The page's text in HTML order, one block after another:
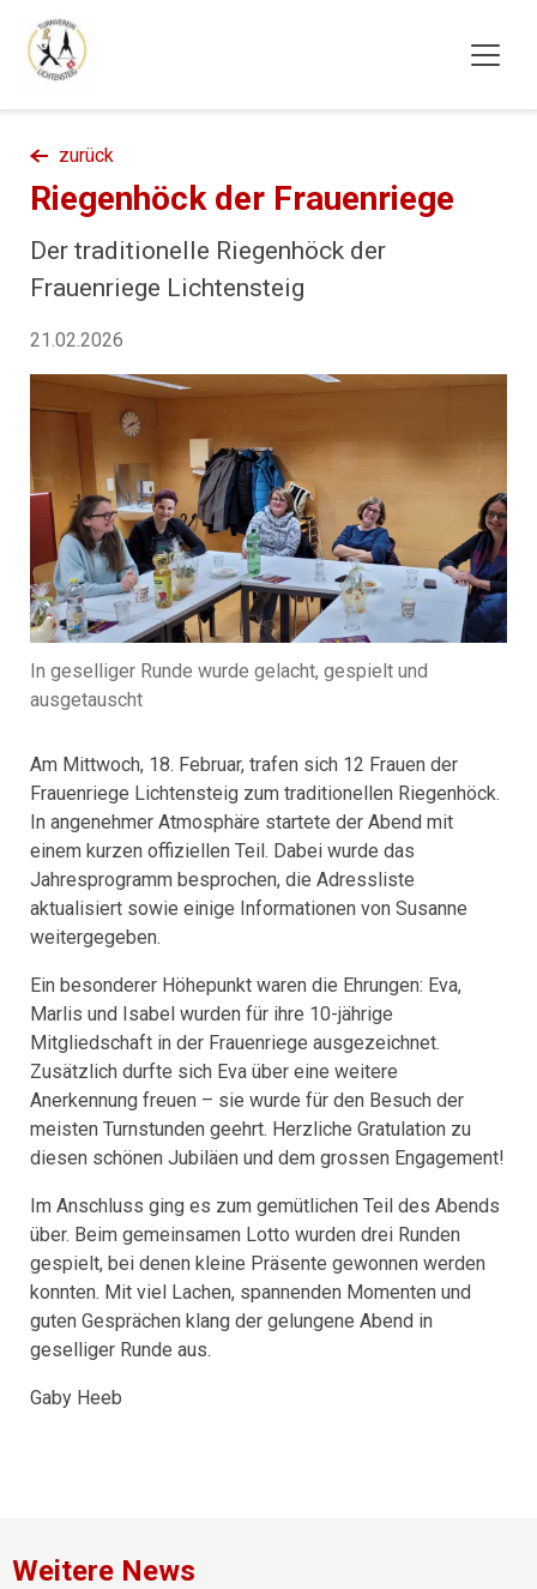
zurück
Riegenhöck der Frauenriege
Der traditionelle Riegenhöck der
Frauenriege Lichtensteig
21.02.2026
In geselliger Runde wurde gelacht, gespielt und
ausgetauscht
Am Mittwoch, 18. Februar, trafen sich 12 Frauen der
Frauenriege Lichtensteig zum traditionellen Riegenhöck.
In angenehmer Atmosphäre startete der Abend mit
einem kurzen offiziellen Teil. Dabei wurde das
Jahresprogramm besprochen, die Adressliste
aktualisiert sowie einige Informationen von Susanne
weitergegeben.
Ein besonderer Höhepunkt waren die Ehrungen: Eva,
Marlis und Isabel wurden für ihre 10-jährige
Mitgliedschaft in der Frauenriege ausgezeichnet.
Zusätzlich durfte sich Eva über eine weitere
Anerkennung freuen – sie wurde für den Besuch der
meisten Turnstunden geehrt. Herzliche Gratulation zu
diesen schönen Jubiläen und dem grossen Engagement!
Im Anschluss ging es zum gemütlichen Teil des Abends
über. Beim gemeinsamen Lotto wurden drei Runden
gespielt, bei denen kleine Präsente gewonnen werden
konnten. Mit viel Lachen, spannenden Momenten und
guten Gesprächen klang der gelungene Abend in
geselliger Runde aus.
Gaby Heeb
Weitere News